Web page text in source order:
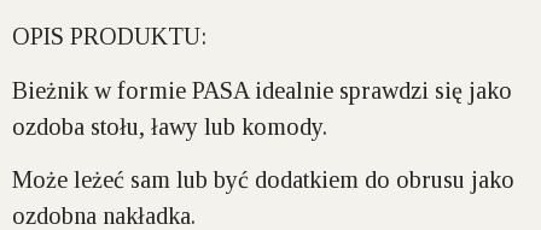
OPIS PRODUKTU:
Bieżnik w formie PASA idealnie sprawdzi się jako
ozdoba stołu, ławy lub komody.
Może leżeć sam lub być dodatkiem do obrusu jako
ozdobna nakładka.